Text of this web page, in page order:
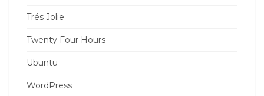
Trés Jolie
Twenty Four Hours
Ubuntu
WordPress